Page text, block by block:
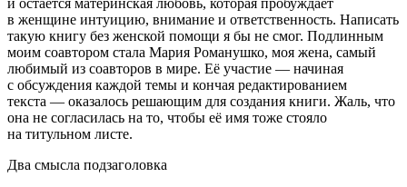
и остаётся материнская любовь, которая пробуждает
в женщине интуицию, внимание и ответственность. Написать
такую книгу без женской помощи я бы не смог. Подлинным
моим соавтором стала Мария Романушко, моя жена, самый
любимый из соавторов в мире. Её участие — начиная
с обсуждения каждой темы и кончая редактированием
текста — оказалось решающим для создания книги. Жаль, что
она не согласилась на то, чтобы её имя тоже стояло
на титульном листе.
Два смысла подзаголовка